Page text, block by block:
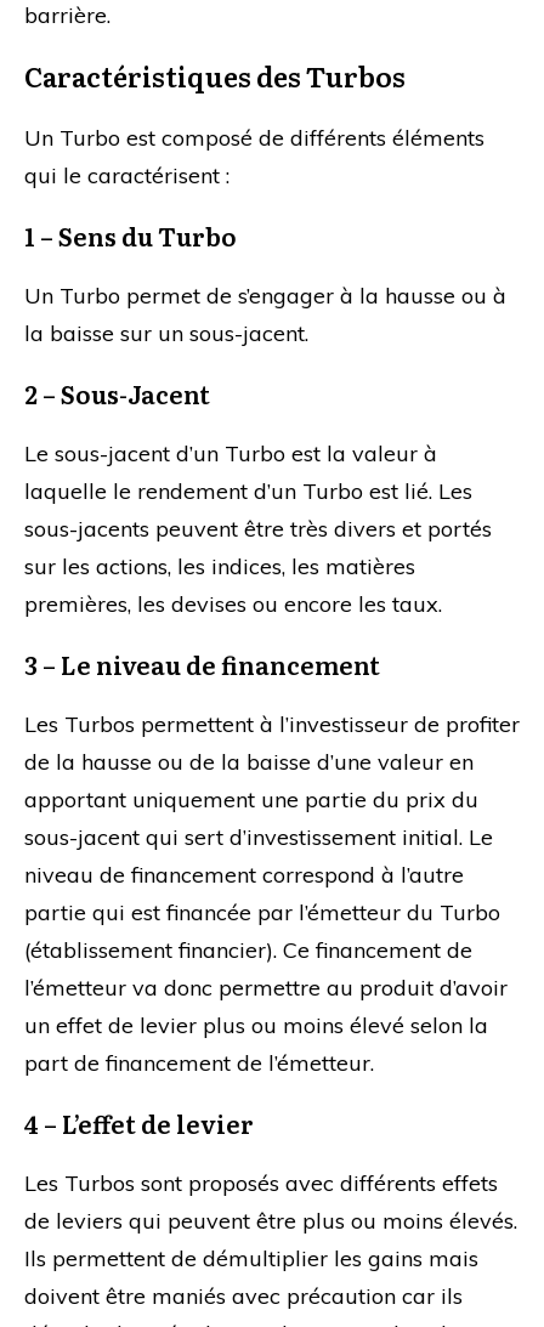
barrière.
Caractéristiques des Turbos
Un Turbo est composé de différents éléments
qui le caractérisent :
1 – Sens du Turbo
Un Turbo permet de s’engager à la hausse ou à
la baisse sur un sous-jacent.
2 – Sous-Jacent
Le sous-jacent d’un Turbo est la valeur à
laquelle le rendement d’un Turbo est lié. Les
sous-jacents peuvent être très divers et portés
sur les actions, les indices, les matières
premières, les devises ou encore les taux.
3 – Le niveau de financement
Les Turbos permettent à l’investisseur de profiter
de la hausse ou de la baisse d’une valeur en
apportant uniquement une partie du prix du
sous-jacent qui sert d’investissement initial. Le
niveau de financement correspond à l’autre
partie qui est financée par l’émetteur du Turbo
(établissement financier). Ce financement de
l’émetteur va donc permettre au produit d’avoir
un effet de levier plus ou moins élevé selon la
part de financement de l’émetteur.
4 – L’effet de levier
Les Turbos sont proposés avec différents effets
de leviers qui peuvent être plus ou moins élevés.
Ils permettent de démultiplier les gains mais
doivent être maniés avec précaution car ils